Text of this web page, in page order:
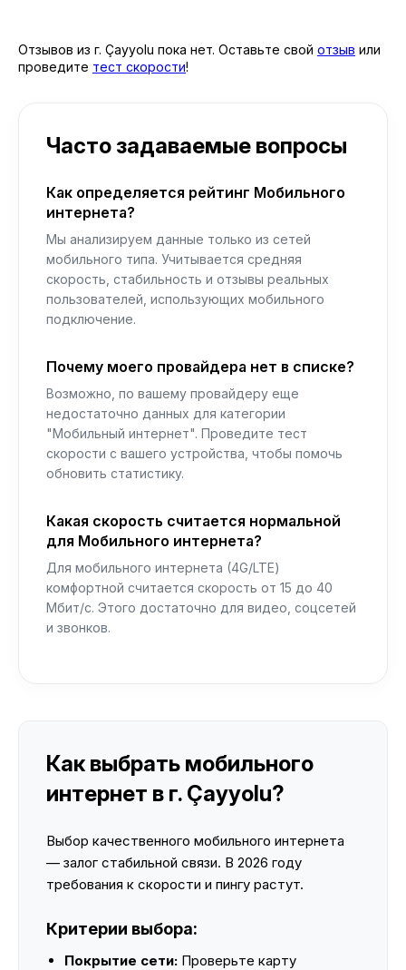
Отзывов из г. Çayyolu пока нет. Оставьте свой отзыв или
проведите тест скорости!
Часто задаваемые вопросы
Как определяется рейтинг Мобильного
интернета?
Мы анализируем данные только из сетей
мобильного типа. Учитывается средняя
скорость, стабильность и отзывы реальных
пользователей, использующих мобильного
подключение.
Почему моего провайдера нет в списке?
Возможно, по вашему провайдеру еще
недостаточно данных для категории
"Мобильный интернет". Проведите тест
скорости с вашего устройства, чтобы помочь
обновить статистику.
Какая скорость считается нормальной
для Мобильного интернета?
Для мобильного интернета (4G/LTE)
комфортной считается скорость от 15 до 40
Мбит/с. Этого достаточно для видео, соцсетей
и звонков.
Как выбрать мобильного
интернет в г. Çayyolu?
Выбор качественного мобильного интернета
— залог стабильной связи. В 2026 году
требования к скорости и пингу растут.
Критерии выбора:
Покрытие сети: Проверьте карту